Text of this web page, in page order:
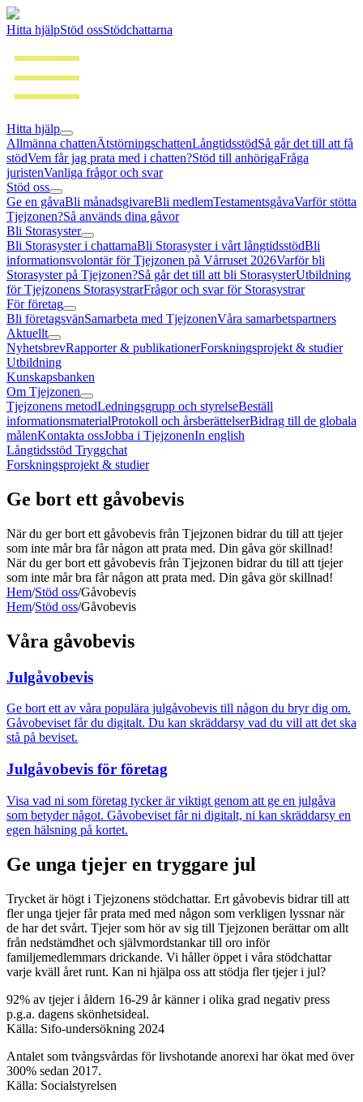
Hitta hjälpStöd ossStödchattarna
Hitta hjälp
Allmänna chattenÄtstörningschattenLångtidsstödSå går det till att få
stödVem får jag prata med i chatten?Stöd till anhörigaFråga
juristenVanliga frågor och svar
Stöd oss
Ge en gåvaBli månadsgivareBli medlemTestamentsgåvaVarför stötta
Tjejzonen?Så används dina gåvor
Bli Storasyster
Bli Storasyster i chattarnaBli Storasyster i vårt långtidsstödBli
informationsvolontär för Tjejzonen på Vårruset 2026Varför bli
Storasyster på Tjejzonen?Så går det till att bli StorasysterUtbildning
för Tjejzonens StorasystrarFrågor och svar för Storasystrar
För företag
Bli företagsvänSamarbeta med TjejzonenVåra samarbetspartners
Aktuellt
NyhetsbrevRapporter & publikationerForskningsprojekt & studier
Utbildning
Kunskapsbanken
Om Tjejzonen
Tjejzonens metodLedningsgrupp och styrelseBeställ
informationsmaterialProtokoll och årsberättelserBidrag till de globala
målenKontakta ossJobba i TjejzonenIn english
Långtidsstöd Tryggchat
Forskningsprojekt & studier
Ge bort ett gåvobevis
När du ger bort ett gåvobevis från Tjejzonen bidrar du till att tjejer
som inte mår bra får någon att prata med. Din gåva gör skillnad!
När du ger bort ett gåvobevis från Tjejzonen bidrar du till att tjejer
som inte mår bra får någon att prata med. Din gåva gör skillnad!
Hem/Stöd oss/Gåvobevis
Hem/Stöd oss/Gåvobevis
Våra gåvobevis
Julgåvobevis
Ge bort ett av våra populära julgåvobevis till någon du bryr dig om.
Gåvobeviset får du digitalt. Du kan skräddarsy vad du vill att det ska
stå på beviset.
Julgåvobevis för företag
Visa vad ni som företag tycker är viktigt genom att ge en julgåva
som betyder något. Gåvobeviset får ni digitalt, ni kan skräddarsy en
egen hälsning på kortet.
Ge unga tjejer en tryggare jul
Trycket är högt i Tjejzonens stödchattar. Ert gåvobevis bidrar till att
fler unga tjejer får prata med med någon som verkligen lyssnar när
de har det svårt. Tjejer som hör av sig till Tjejzonen berättar om allt
från nedstämdhet och självmordstankar till oro inför
familjemedlemmars drickande. Vi håller öppet i våra stödchattar
varje kväll året runt. Kan ni hjälpa oss att stödja fler tjejer i jul?
92% av tjejer i åldern 16-29 år känner i olika grad negativ press
p.g.a. dagens skönhetsideal.
Källa: Sifo-undersökning 2024
Antalet som tvångsvårdas för livshotande anorexi har ökat med över
300% sedan 2017.
Källa: Socialstyrelsen